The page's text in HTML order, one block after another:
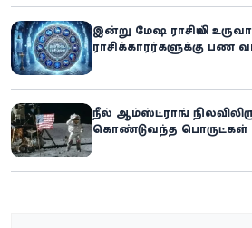
இன்று மேஷ ராசியில்
ராசிக்காரர்களுக்கு பண
நீல் ஆம்ஸ்ட்ராங்
கொண்டுவந்த பொருட்கள்